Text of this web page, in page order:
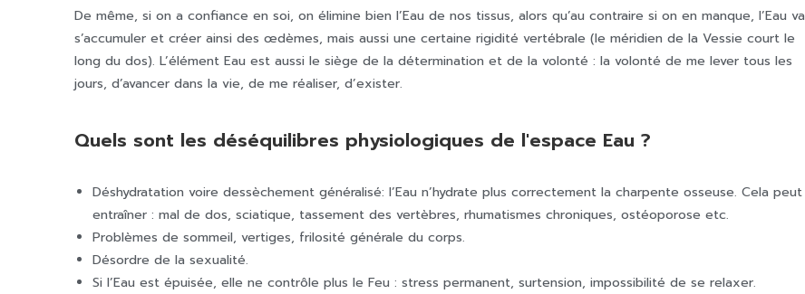
De même, si on a confiance en soi, on élimine bien l’Eau de nos tissus, alors qu’au contraire si on en manque, l’Eau va
s’accumuler et créer ainsi des œdèmes, mais aussi une certaine rigidité vertébrale (le méridien de la Vessie court le
long du dos). L’élément Eau est aussi le siège de la détermination et de la volonté : la volonté de me lever tous les
jours, d’avancer dans la vie, de me réaliser, d’exister.
Quels sont les déséquilibres physiologiques de l'espace Eau ?
Déshydratation voire dessèchement généralisé: l’Eau n’hydrate plus correctement la charpente osseuse. Cela peut
entraîner : mal de dos, sciatique, tassement des vertèbres, rhumatismes chroniques, ostéoporose etc.
Problèmes de sommeil, vertiges, frilosité générale du corps.
Désordre de la sexualité.
Si l’Eau est épuisée, elle ne contrôle plus le Feu : stress permanent, surtension, impossibilité de se relaxer.